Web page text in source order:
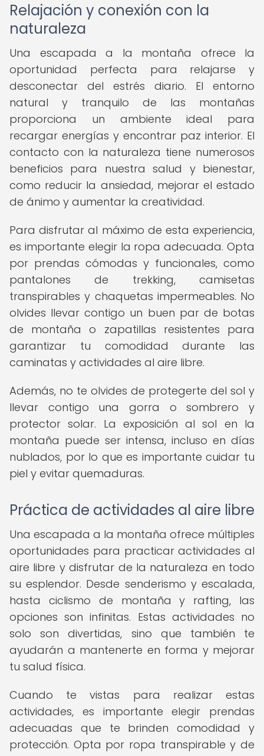
Relajación y conexión con la
naturaleza
Una escapada a la montaña ofrece la
oportunidad perfecta para relajarse y
desconectar del estrés diario. El entorno
natural y tranquilo de las montañas
proporciona un ambiente ideal para
recargar energías y encontrar paz interior. El
contacto con la naturaleza tiene numerosos
beneficios para nuestra salud y bienestar,
como reducir la ansiedad, mejorar el estado
de ánimo y aumentar la creatividad.
Para disfrutar al máximo de esta experiencia,
es importante elegir la ropa adecuada. Opta
por prendas cómodas y funcionales, como
pantalones de trekking, camisetas
transpirables y chaquetas impermeables. No
olvides llevar contigo un buen par de botas
de montaña o zapatillas resistentes para
garantizar tu comodidad durante las
caminatas y actividades al aire libre.
Además, no te olvides de protegerte del sol y
llevar contigo una gorra o sombrero y
protector solar. La exposición al sol en la
montaña puede ser intensa, incluso en días
nublados, por lo que es importante cuidar tu
piel y evitar quemaduras.
Práctica de actividades al aire libre
Una escapada a la montaña ofrece múltiples
oportunidades para practicar actividades al
aire libre y disfrutar de la naturaleza en todo
su esplendor. Desde senderismo y escalada,
hasta ciclismo de montaña y rafting, las
opciones son infinitas. Estas actividades no
solo son divertidas, sino que también te
ayudarán a mantenerte en forma y mejorar
tu salud física.
Cuando te vistas para realizar estas
actividades, es importante elegir prendas
adecuadas que te brinden comodidad y
protección. Opta por ropa transpirable y de